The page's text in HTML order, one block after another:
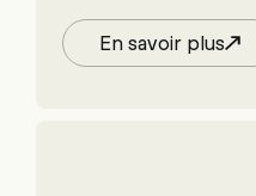
En savoir plus